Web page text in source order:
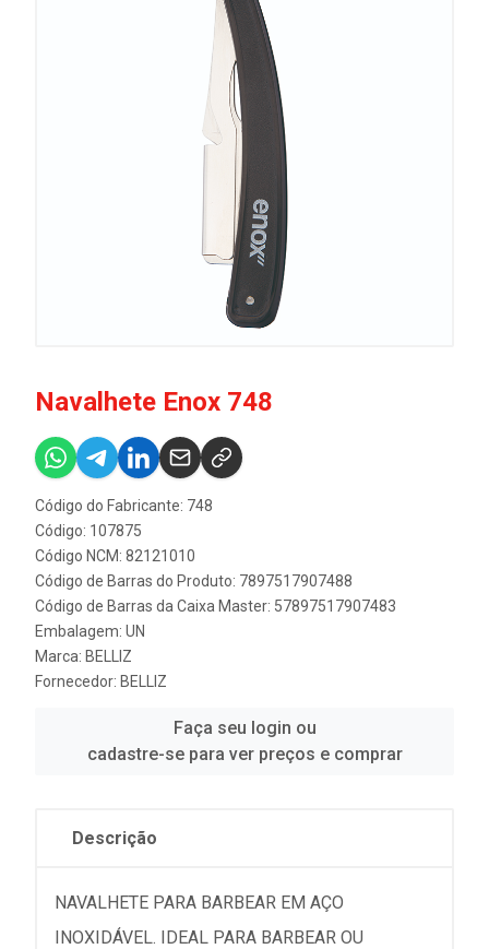
Navalhete Enox 748
Código do Fabricante: 748
Código: 107875
Código NCM: 82121010
Código de Barras do Produto: 7897517907488
Código de Barras da Caixa Master: 57897517907483
Embalagem: UN
Marca: BELLIZ
Fornecedor: BELLIZ
Faça seu login ou
cadastre-se para ver preços e comprar
Descrição
NAVALHETE PARA BARBEAR EM AÇO
INOXIDÁVEL. IDEAL PARA BARBEAR OU